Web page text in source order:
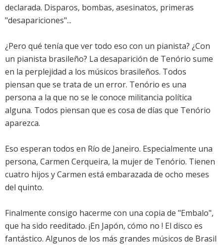
declarada. Disparos, bombas, asesinatos, primeras
"desapariciones"...
¿Pero qué tenía que ver todo eso con un pianista? ¿Con
un pianista brasileño? La desaparición de Tenório sume
en la perplejidad a los músicos brasileños. Todos
piensan que se trata de un error. Tenório es una
persona a la que no se le conoce militancia política
alguna. Todos piensan que es cosa de días que Tenório
aparezca.
Eso esperan todos en Río de Janeiro. Especialmente una
persona, Carmen Cerqueira, la mujer de Tenório. Tienen
cuatro hijos y Carmen está embarazada de ocho meses
del quinto.
Finalmente consigo hacerme con una copia de "Embalo",
que ha sido reeditado. ¡En Japón, cómo no ! El disco es
fantástico. Algunos de los más grandes músicos de Brasil